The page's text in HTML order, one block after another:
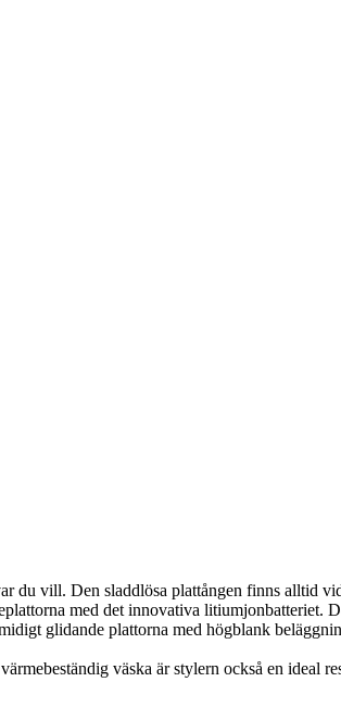
du vill. Den sladdlösa plattången finns alltid
med det innovativa litiumjonbatteriet.
glidande plattorna med högblank
väska är stylern också en ideal